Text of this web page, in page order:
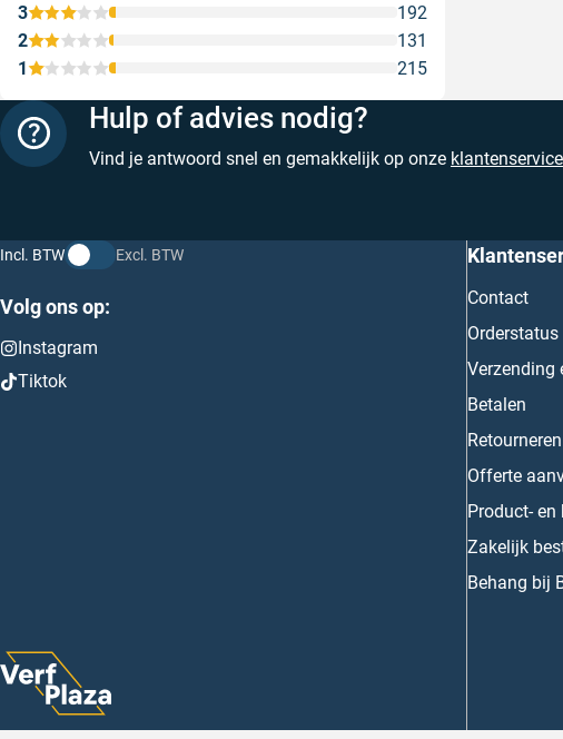
1 215
2 131
3 192
Hulp of advies nodig?
Vind je antwoord snel en gemakkelijk op onze klantenservice
Incl. BTW Excl. BTW
Volg ons op:
Instagram
Tiktok
Contact
Orderstatus
Verzending
Betalen
Retourneren
Offerte
Product-
Zakelijk
Behang bij